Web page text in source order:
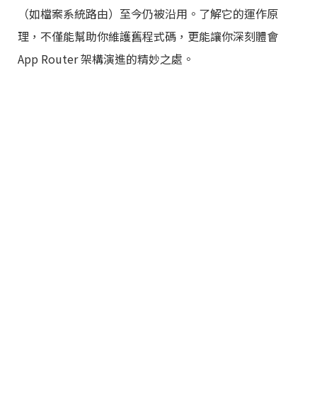
（如檔案系統路由）至今仍被沿用。了解它的運作原
理，不僅能幫助你維護舊程式碼，更能讓你深刻體會
App Router 架構演進的精妙之處。